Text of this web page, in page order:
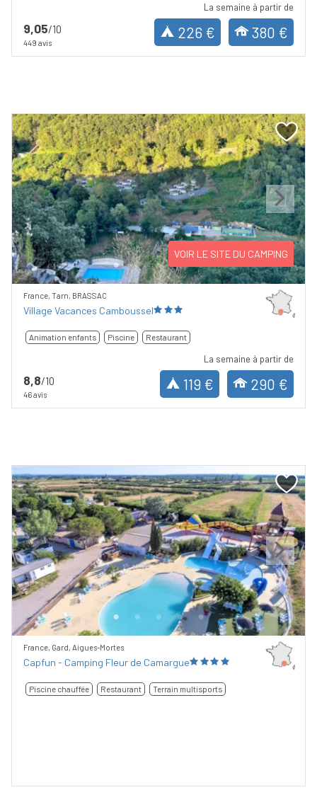
9,05/10
449 avis
La semaine à partir de
226 € 380 €
Previous Next
VOIR LE SITE DU CAMPING
France, Tarn, BRASSAC
Village Vacances Camboussel
Animation enfants Piscine Restaurant
8,8/10
46 avis
La semaine à partir de
119 € 290 €
Previous Next
France, Gard, Aigues-Mortes
Capfun - Camping Fleur de Camargue
Piscine chauffée Restaurant Terrain multisports